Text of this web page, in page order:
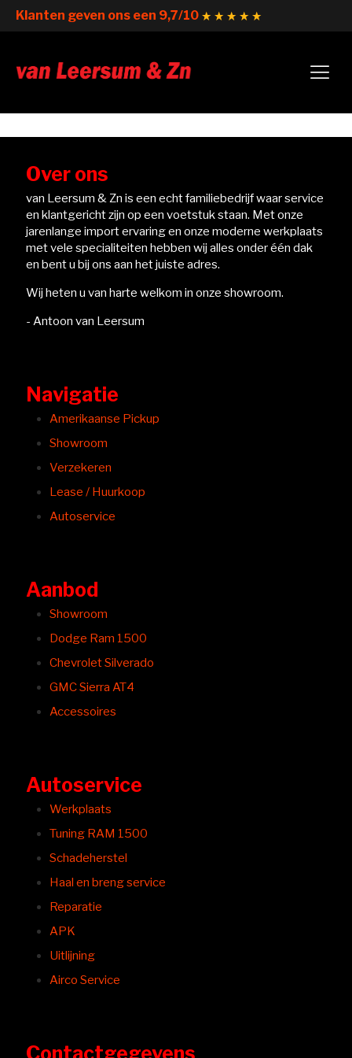
Klanten geven ons een 9,7/10
Over ons
van Leersum & Zn is een echt familiebedrijf waar service
en klantgericht zijn op een voetstuk staan. Met onze
jarenlange import ervaring en onze moderne werkplaats
met vele specialiteiten hebben wij alles onder één dak
en bent u bij ons aan het juiste adres.
Wij heten u van harte welkom in onze showroom.
- Antoon van Leersum
Navigatie
Amerikaanse Pickup
Showroom
Verzekeren
Lease / Huurkoop
Autoservice
Aanbod
Showroom
Dodge Ram 1500
Chevrolet Silverado
GMC Sierra AT4
Accessoires
Autoservice
Werkplaats
Tuning RAM 1500
Schadeherstel
Haal en breng service
Reparatie
APK
Uitlijning
Airco Service
Contactgegevens